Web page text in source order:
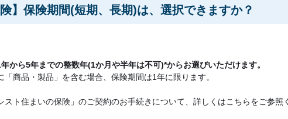
険】保険期間(短期、長期)は、選択できますか？
から5年までの整数年(1か月や半年は不可)*からお選びいただけます。
商品・製品」を含む場合、保険期間は1年に限ります。
スト住まいの保険」のご契約のお手続きについて、詳しくはこちらをご参照